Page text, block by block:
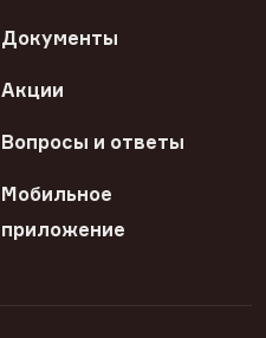
Документы
Акции
Вопросы и ответы
Мобильное
приложение